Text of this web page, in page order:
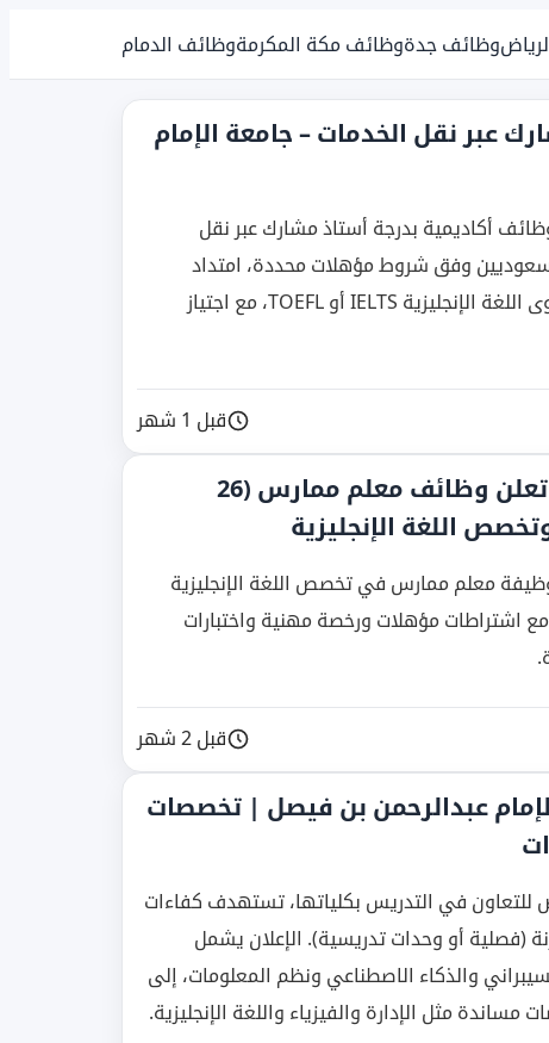
وظائف جدةوظائف مكة المكرمةوظائف الدمام
عبر نقل الخدمات – جامعة الإمام
الإمام عبدالرحمن بن فيصل تعلن طرح 4 وظائف أكاديمية بدرجة أستاذ مشارك عبر نقل
وفق شروط مؤهلات محددة، امتداد
التخصص، تقدير جيد جداً فما فوق، وإثبات مستوى اللغة الإنجليزية IELTS أو TOEFL، مع اجتياز
قبل 1 شهر
جامعة الإمام عبدالرحمن بن فيصل تعلن وظائف معلم ممارس (26
اللغة الإنجليزية
الإمام عبدالرحمن بن فيصل تعلن عن 26 وظيفة معلم ممارس في تخصص اللغة الإنجليزية
اشتراطات مؤهلات ورخصة مهنية واختبارات
قبل 2 شهر
2025 بجامعة الإمام عبدالرحمن بن فيصل | تخصصات
للتعاون في التدريس بكلياتها، تستهدف كفاءات
(فصلية أو وحدات تدريسية). الإعلان يشمل
والذكاء الاصطناعي ونظم المعلومات، إلى
مثل الإدارة والفيزياء واللغة الإنجليزية.